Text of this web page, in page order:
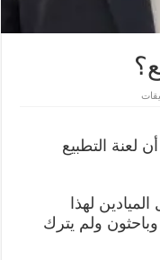
بالتطبيع؟
مغلقة
لعنة التطبيع
لهذا
ولم يترك